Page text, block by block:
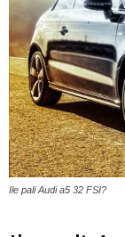
Ile pali Audi a5 32 FSI?